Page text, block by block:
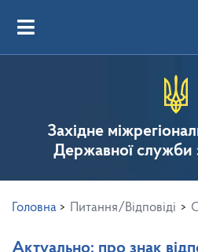
Західне
Державної служби
Головна > Питання/Відповіді >